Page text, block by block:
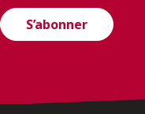
S’abonner